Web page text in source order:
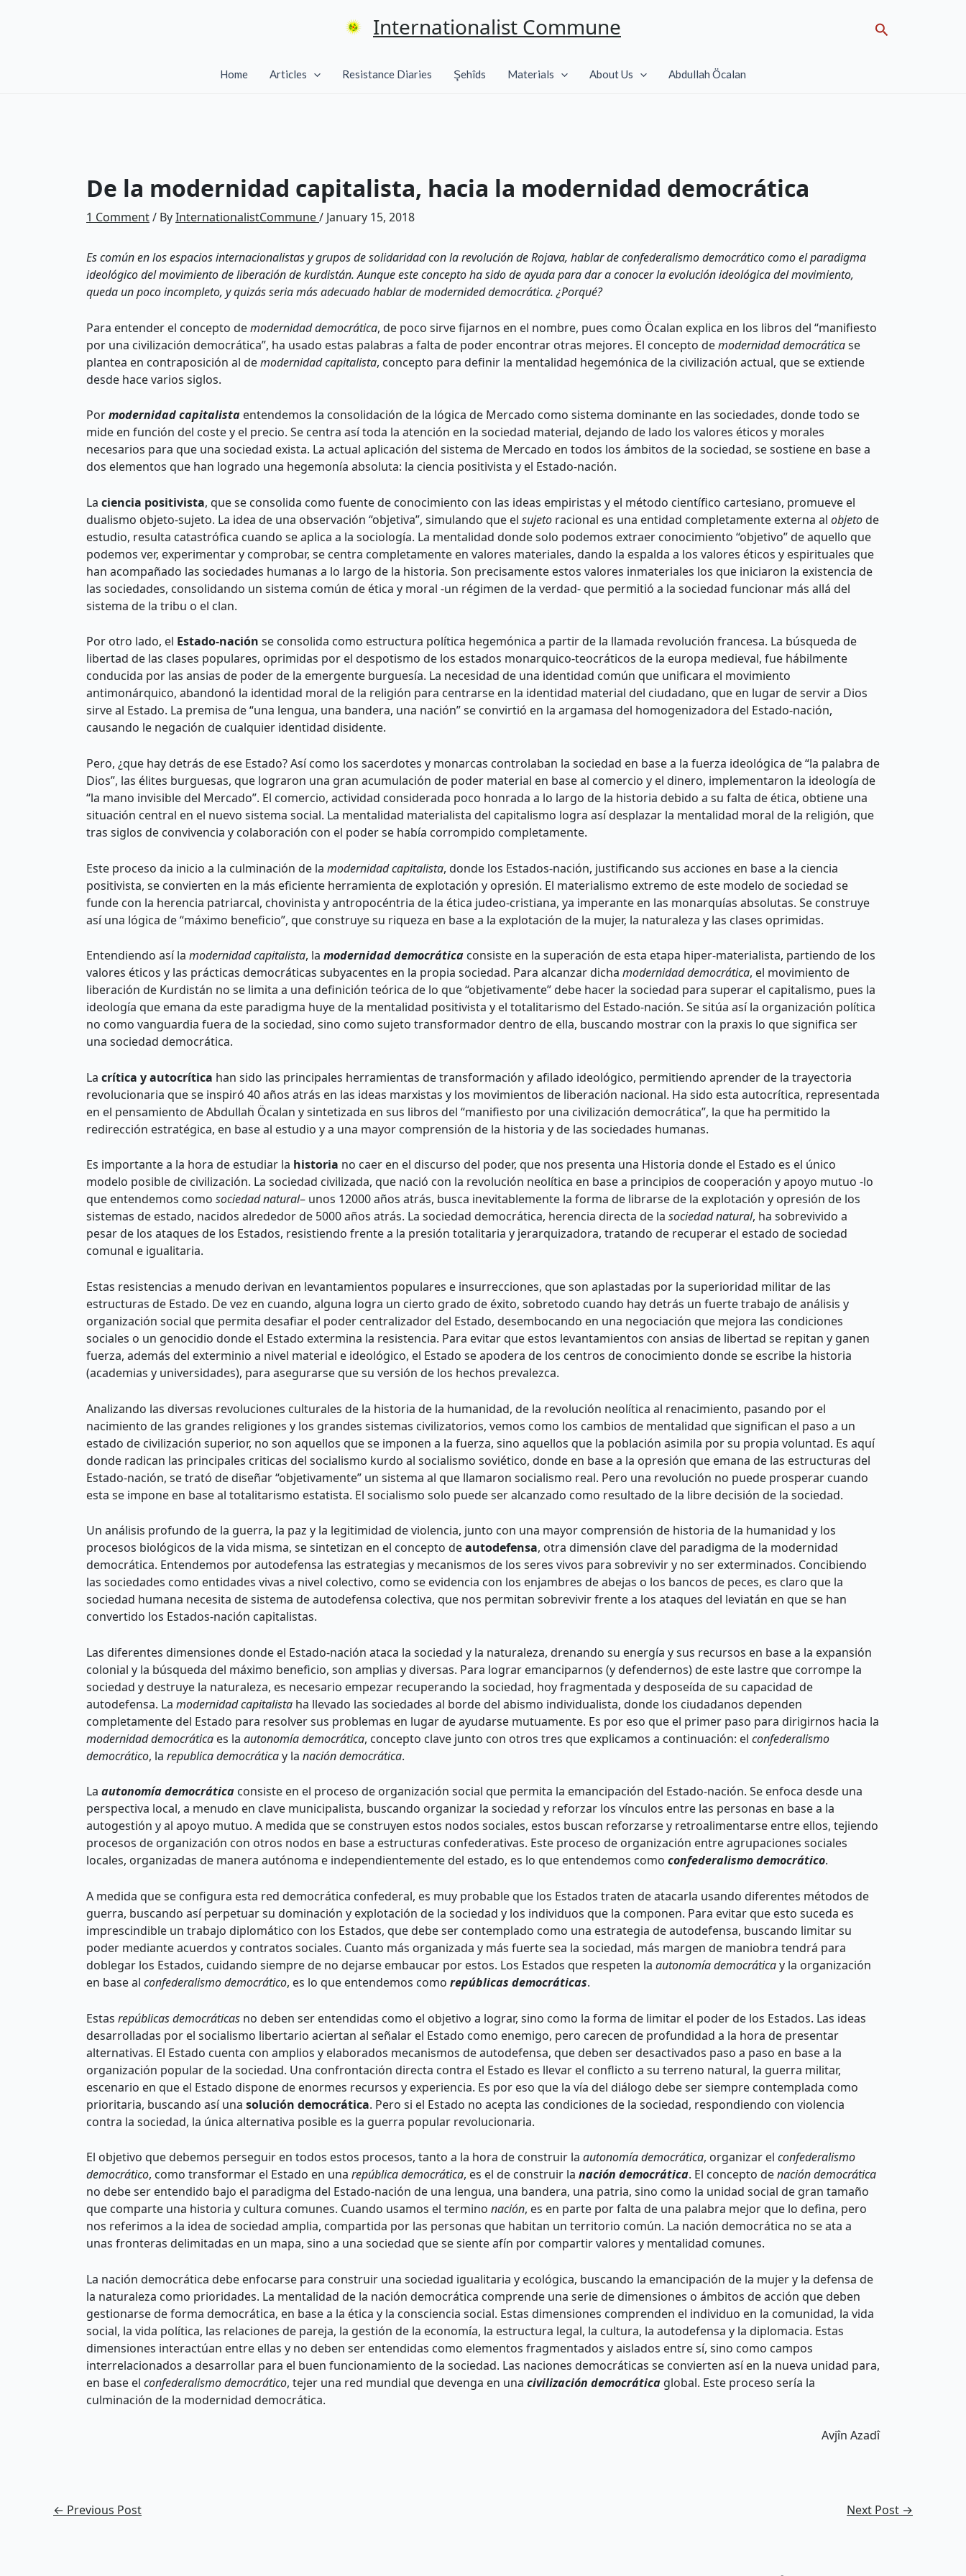
Internationalist Commune Search
Home Articles Resistance Diaries Şehîds Materials About Us Abdullah Öcalan
De la modernidad capitalista, hacia la modernidad democrática
1 Comment/ ByInternationalistCommune/ January 15, 2018
Es común en los espacios internacionalistas y grupos de solidaridad con la revolución de Rojava, hablar de confederalismo democrático como el paradigma
ideológico del movimiento de liberación de kurdistán. Aunque este concepto ha sido de ayuda para dar a conocer la evolución ideológica del movimiento,
queda un poco incompleto, y quizás seria más adecuado hablar de modernided democrática. ¿Porqué?
Para entender el concepto demodernidad democrática, de poco sirve fijarnos en el nombre, pues como Öcalan explica en los libros del “manifiesto
por una civilización democrática”, ha usado estas palabras a falta de poder encontrar otras mejores. El concepto demodernidad democráticase
plantea en contraposición al demodernidad capitalista, concepto para definir la mentalidad hegemónica de la civilización actual, que se extiende
desde hace varios siglos.
Pormodernidad capitalista entendemos la consolidación de la lógica de Mercado como sistema dominante en las sociedades, donde todo se
mide en función del coste y el precio. Se centra así toda la atención en la sociedad material, dejando de lado los valores éticos y morales
necesarios para que una sociedad exista. La actual aplicación del sistema de Mercado en todos los ámbitos de la sociedad, se sostiene en base a
dos elementos que han logrado una hegemonía absoluta: la ciencia positivista y el Estado-nación.
La ciencia positivista, que se consolida como fuente de conocimiento con las ideas empiristas y el método científico cartesiano, promueve el
dualismo objeto-sujeto. La idea de una observación “objetiva”, simulando que el sujeto racional es una entidad completamente externa al objetode
estudio, resulta catastrófica cuando se aplica a la sociología. La mentalidad donde solo podemos extraer conocimiento “objetivo” de aquello que
podemos ver, experimentar y comprobar, se centra completamente en valores materiales, dando la espalda a los valores éticos y espirituales que
han acompañado las sociedades humanas a lo largo de la historia. Son precisamente estos valores inmateriales los que iniciaron la existencia de
las sociedades, consolidando un sistema común de ética y moral -un régimen de la verdad- que permitió a la sociedad funcionar más allá del
sistema de la tribu o el clan.
Por otro lado, el Estado-nación se consolida como estructura política hegemónica a partir de la llamada revolución francesa. La búsqueda de
libertad de las clases populares, oprimidas por el despotismo de los estados monarquico-teocráticos de la europa medieval, fue hábilmente
conducida por las ansias de poder de la emergente burguesía. La necesidad de una identidad común que unificara el movimiento
antimonárquico, abandonó la identidad moral de la religión para centrarse en la identidad material del ciudadano, que en lugar de servir a Dios
sirve al Estado. La premisa de “una lengua, una bandera, una nación” se convirtió en la argamasa del homogenizadora del Estado-nación,
causando le negación de cualquier identidad disidente.
Pero, ¿que hay detrás de ese Estado? Así como los sacerdotes y monarcas controlaban la sociedad en base a la fuerza ideológica de “la palabra de
Dios”, las élites burguesas, que lograron una gran acumulación de poder material en base al comercio y el dinero, implementaron la ideología de
“la mano invisible del Mercado”. El comercio, actividad considerada poco honrada a lo largo de la historia debido a su falta de ética, obtiene una
situación central en el nuevo sistema social. La mentalidad materialista del capitalismo logra así desplazar la mentalidad moral de la religión, que
tras siglos de convivencia y colaboración con el poder se había corrompido completamente.
Este proceso da inicio a la culminación de la modernidad capitalista, donde los Estados-nación, justificando sus acciones en base a la ciencia
positivista, se convierten en la más eficiente herramienta de explotación y opresión. El materialismo extremo de este modelo de sociedad se
funde con la herencia patriarcal, chovinista y antropocéntria de la ética judeo-cristiana, ya imperante en las monarquías absolutas. Se construye
así una lógica de “máximo beneficio”, que construye su riqueza en base a la explotación de la mujer, la naturaleza y las clases oprimidas.
Entendiendo así la modernidad capitalista, la modernidad democrática consiste en la superación de esta etapa hiper-materialista, partiendo de los
valores éticos y las prácticas democráticas subyacentes en la propia sociedad. Para alcanzar dicha modernidad democrática, el movimiento de
liberación de Kurdistán no se limita a una definición teórica de lo que “objetivamente” debe hacer la sociedad para superar el capitalismo, pues la
ideología que emana da este paradigma huye de la mentalidad positivista y el totalitarismo del Estado-nación. Se sitúa así la organización política
no como vanguardia fuera de la sociedad, sino como sujeto transformador dentro de ella, buscando mostrar con la praxis lo que significa ser
una sociedad democrática.
La crítica y autocrítica han sido las principales herramientas de transformación y afilado ideológico, permitiendo aprender de la trayectoria
revolucionaria que se inspiró 40 años atrás en las ideas marxistas y los movimientos de liberación nacional. Ha sido esta autocrítica, representada
en el pensamiento de Abdullah Öcalan y sintetizada en sus libros del “manifiesto por una civilización democrática”, la que ha permitido la
redirección estratégica, en base al estudio y a una mayor comprensión de la historia y de las sociedades humanas.
Es importante a la hora de estudiar la historia no caer en el discurso del poder, que nos presenta una Historia donde el Estado es el único
modelo posible de civilización. La sociedad civilizada, que nació con la revolución neolítica en base a principios de cooperación y apoyo mutuo -lo
que entendemos como sociedad natural– unos 12000 años atrás, busca inevitablemente la forma de librarse de la explotación y opresión de los
sistemas de estado, nacidos alrededor de 5000 años atrás. La sociedad democrática, herencia directa de la sociedad natural, ha sobrevivido a
pesar de los ataques de los Estados, resistiendo frente a la presión totalitaria y jerarquizadora, tratando de recuperar el estado de sociedad
comunal e igualitaria.
Estas resistencias a menudo derivan en levantamientos populares e insurrecciones, que son aplastadas por la superioridad militar de las
estructuras de Estado. De vez en cuando, alguna logra un cierto grado de éxito, sobretodo cuando hay detrás un fuerte trabajo de análisis y
organización social que permita desafiar el poder centralizador del Estado, desembocando en una negociación que mejora las condiciones
sociales o un genocidio donde el Estado extermina la resistencia. Para evitar que estos levantamientos con ansias de libertad se repitan y ganen
fuerza, además del exterminio a nivel material e ideológico, el Estado se apodera de los centros de conocimiento donde se escribe la historia
(academias y universidades), para asegurarse que su versión de los hechos prevalezca.
Analizando las diversas revoluciones culturales de la historia de la humanidad, de la revolución neolítica al renacimiento, pasando por el
nacimiento de las grandes religiones y los grandes sistemas civilizatorios, vemos como los cambios de mentalidad que significan el paso a un
estado de civilización superior, no son aquellos que se imponen a la fuerza, sino aquellos que la población asimila por su propia voluntad. Es aquí
donde radican las principales criticas del socialismo kurdo al socialismo soviético, donde en base a la opresión que emana de las estructuras del
Estado-nación, se trató de diseñar “objetivamente” un sistema al que llamaron socialismo real. Pero una revolución no puede prosperar cuando
esta se impone en base al totalitarismo estatista. El socialismo solo puede ser alcanzado como resultado de la libre decisión de la sociedad.
Un análisis profundo de la guerra, la paz y la legitimidad de violencia, junto con una mayor comprensión de historia de la humanidad y los
procesos biológicos de la vida misma, se sintetizan en el concepto deautodefensa, otra dimensión clave del paradigma de la modernidad
democrática. Entendemos por autodefensa las estrategias y mecanismos de los seres vivos para sobrevivir y no ser exterminados. Concibiendo
las sociedades como entidades vivas a nivel colectivo, como se evidencia con los enjambres de abejas o los bancos de peces, es claro que la
sociedad humana necesita de sistema de autodefensa colectiva, que nos permitan sobrevivir frente a los ataques del leviatán en que se han
convertido los Estados-nación capitalistas.
Las diferentes dimensiones donde el Estado-nación ataca la sociedad y la naturaleza, drenando su energía y sus recursos en base a la expansión
colonial y la búsqueda del máximo beneficio, son amplias y diversas. Para lograr emanciparnos (y defendernos) de este lastre que corrompe la
sociedad y destruye la naturaleza, es necesario empezar recuperando la sociedad, hoy fragmentada y desposeída de su capacidad de
autodefensa. La modernidad capitalista ha llevado las sociedades al borde del abismo individualista, donde los ciudadanos dependen
completamente del Estado para resolver sus problemas en lugar de ayudarse mutuamente. Es por eso que el primer paso para dirigirnos hacia la
modernidad democrática es la autonomía democrática, concepto clave junto con otros tres que explicamos a continuación: el confederalismo
democrático, la republica democráticay la nación democrática.
La autonomía democrática consiste en el proceso de organización social que permita la emancipación del Estado-nación. Se enfoca desde una
perspectiva local, a menudo en clave municipalista, buscando organizar la sociedad y reforzar los vínculos entre las personas en base a la
autogestión y al apoyo mutuo. A medida que se construyen estos nodos sociales, estos buscan reforzarse y retroalimentarse entre ellos, tejiendo
procesos de organización con otros nodos en base a estructuras confederativas. Este proceso de organización entre agrupaciones sociales
locales, organizadas de manera autónoma e independientemente del estado, es lo que entendemos como confederalismo democrático.
A medida que se configura esta red democrática confederal, es muy probable que los Estados traten de atacarla usando diferentes métodos de
guerra, buscando así perpetuar su dominación y explotación de la sociedad y los individuos que la componen. Para evitar que esto suceda es
imprescindible un trabajo diplomático con los Estados, que debe ser contemplado como una estrategia de autodefensa, buscando limitar su
poder mediante acuerdos y contratos sociales. Cuanto más organizada y más fuerte sea la sociedad, más margen de maniobra tendrá para
doblegar los Estados, cuidando siempre de no dejarse embaucar por estos. Los Estados que respeten la autonomía democráticay la organización
en base al confederalismo democrático, es lo que entendemos como repúblicas democráticas.
Estas repúblicas democráticas no deben ser entendidas como el objetivo a lograr, sino como la forma de limitar el poder de los Estados. Las ideas
desarrolladas por el socialismo libertario aciertan al señalar el Estado como enemigo, pero carecen de profundidad a la hora de presentar
alternativas. El Estado cuenta con amplios y elaborados mecanismos de autodefensa, que deben ser desactivados paso a paso en base a la
organización popular de la sociedad. Una confrontación directa contra el Estado es llevar el conflicto a su terreno natural, la guerra militar,
escenario en que el Estado dispone de enormes recursos y experiencia. Es por eso que la vía del diálogo debe ser siempre contemplada como
prioritaria, buscando así una solución democrática. Pero si el Estado no acepta las condiciones de la sociedad, respondiendo con violencia
contra la sociedad, la única alternativa posible es la guerra popular revolucionaria.
El objetivo que debemos perseguir en todos estos procesos, tanto a la hora de construir la autonomía democrática, organizar el confederalismo
democrático, como transformar el Estado en una república democrática, es el de construir la nación democrática. El concepto denación democrática
no debe ser entendido bajo el paradigma del Estado-nación de una lengua, una bandera, una patria, sino como la unidad social de gran tamaño
que comparte una historia y cultura comunes. Cuando usamos el termino nación, es en parte por falta de una palabra mejor que lo defina, pero
nos referimos a la idea de sociedad amplia, compartida por las personas que habitan un territorio común. La nación democrática no se ata a
unas fronteras delimitadas en un mapa, sino a una sociedad que se siente afín por compartir valores y mentalidad comunes.
La nación democrática debe enfocarse para construir una sociedad igualitaria y ecológica, buscando la emancipación de la mujer y la defensa de
la naturaleza como prioridades. La mentalidad de la nación democrática comprende una serie de dimensiones o ámbitos de acción que deben
gestionarse de forma democrática, en base a la ética y la consciencia social. Estas dimensiones comprenden el individuo en la comunidad, la vida
social, la vida política, las relaciones de pareja, la gestión de la economía, la estructura legal, la cultura, la autodefensa y la diplomacia. Estas
dimensiones interactúan entre ellas y no deben ser entendidas como elementos fragmentados y aislados entre sí, sino como campos
interrelacionados a desarrollar para el buen funcionamiento de la sociedad. Las naciones democráticas se convierten así en la nueva unidad para,
en base el confederalismo democrático, tejer una red mundial que devenga en una civilización democrática global. Este proceso sería la
culminación de la modernidad democrática.
Avjîn Azadî
← Previous Post Next Post →